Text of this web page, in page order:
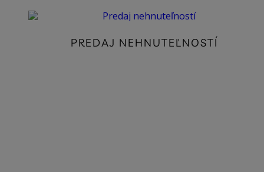
PREDAJ NEHNUTEĽNOSTÍ